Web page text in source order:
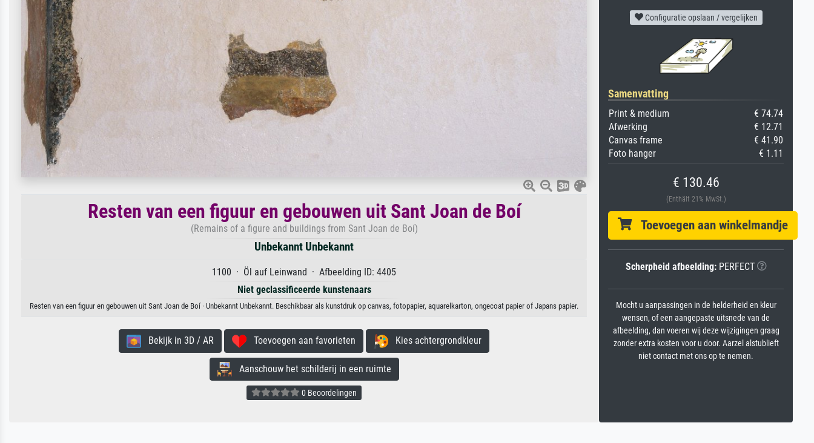
Resten van een figuur en gebouwen uit Sant Joan de Boí
(Remains of a figure and buildings from Sant Joan de Boí)
Unbekannt Unbekannt
1100 · Öl auf Leinwand · Afbeelding ID: 4405
Niet geclassificeerde kunstenaars
Resten van een figuur en gebouwen uit Sant Joan de Boí · Unbekannt Unbekannt. Beschikbaar als kunstdruk op canvas, fotopapier, aquarelkarton, ongecoat papier of Japans papier.
Bekijk in 3D / AR Toevoegen aan favorieten Kies achtergrondkleur
Aanschouw het schilderij in een ruimte
0 Beoordelingen
Configuratie opslaan / vergelijken
Samenvatting
Print & medium
€ 74.74
Afwerking
€ 12.71
Canvas frame
€ 41.90
Foto hanger
€ 1.11
€ 130.46
(Enthält 21% MwSt.)
Toevoegen aan winkelmandje
Scherpheid afbeelding:PERFECT
Mocht u aanpassingen in de helderheid en kleur
wensen, of een aangepaste uitsnede van de
afbeelding, dan voeren wij deze wijzigingen graag
zonder extra kosten voor u door. Aarzel alstublieft
niet contact met ons op te nemen.